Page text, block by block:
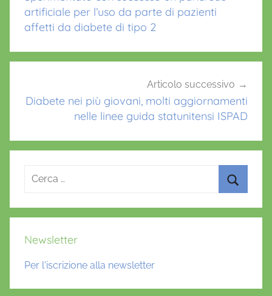
k
H
d
2
p
c
artificiale per l’uso da parte di pazienti
affetti da diabete di tipo 2
Articolo successivo
Diabete nei più giovani, molti aggiornamenti
nelle linee guida statunitensi ISPAD
Ricerca
Newsletter
Per l'iscrizione alla newsletter